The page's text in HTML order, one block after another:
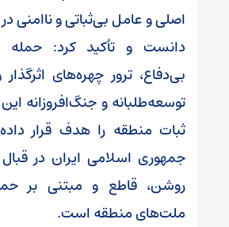
اصلی و عامل بی‌ثباتی و ناامنی
دانست و تأکید کرد: حمله
بی‌دفاع، ترور چهره‌های
توسعه‌طلبانه و جنگ‌افروزانه
ثبات منطقه را هدف قرار
جمهوری اسلامی ایران در
روشن، قاطع و مبتنی بر
ملت‌های منطقه است.